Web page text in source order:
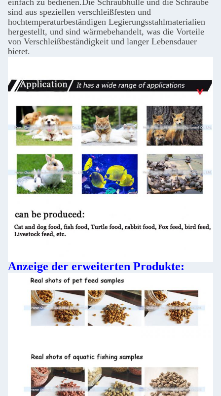
sind aus speziellen verschleißfesten und
hochtemperaturbeständigen Legierungsstahlmaterialien
hergestellt, und sind wärmebehandelt, was die Vorteile
von Verschleißbeständigkeit und langer Lebensdauer
bietet.
Anzeige der erweiterten Produkte: